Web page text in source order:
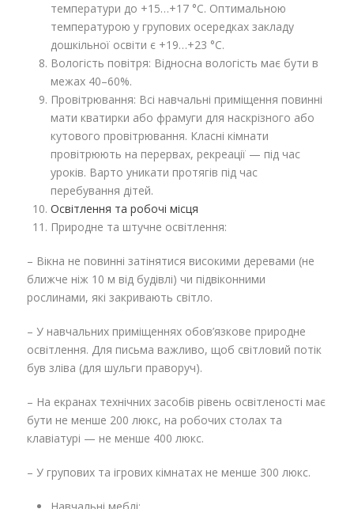
температури до +15…+17 °C. Оптимальною
температурою у групових осередках закладу
дошкільної освіти є +19…+23 °C.
Вологість повітря: Відносна вологість має бути в
межах 40–60%.
Провітрювання: Всі навчальні приміщення повинні
мати кватирки або фрамуги для наскрізного або
кутового провітрювання. Класні кімнати
провітрюють на перервах, рекреації — під час
уроків. Варто уникати протягів під час
перебування дітей.
Освітлення та робочі місця
Природне та штучне освітлення:
– Вікна не повинні затінятися високими деревами (не
ближче ніж 10 м від будівлі) чи підвіконними
рослинами, які закривають світло.
– У навчальних приміщеннях обов’язкове природне
освітлення. Для письма важливо, щоб світловий потік
був зліва (для шульги праворуч).
– На екранах технічних засобів рівень освітленості має
бути не менше 200 люкс, на робочих столах та
клавіатурі — не менше 400 люкс.
– У групових та ігрових кімнатах не менше 300 люкс.